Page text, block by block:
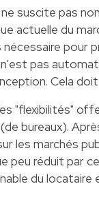
suscite pas
actuelle du
pour
pas
Cela
"flexibilités"
bureaux).
les marchés
peu réduit par
du